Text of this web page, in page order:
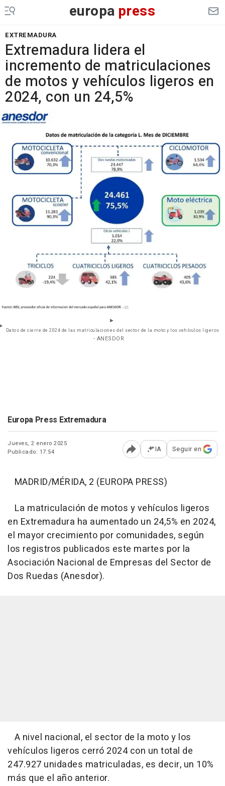
europa press
EXTREMADURA
Extremadura lidera el
incremento de matriculaciones
de motos y vehículos ligeros en
2024, con un 24,5%
Datos de cierre de 2024 de las matriculaciones del sector de la moto y los vehículos ligeros
- ANESDOR
Europa Press Extremadura
Jueves, 2 enero 2025
Publicado: 17:54
Abrir opciones para
IA Seguir en
MADRID/MÉRIDA, 2 (EUROPA PRESS)
La matriculación de motos y vehículos ligeros
en Extremadura ha aumentado un 24,5% en 2024,
el mayor crecimiento por comunidades, según
los registros publicados este martes por la
Asociación Nacional de Empresas del Sector de
Dos Ruedas (Anesdor).
A nivel nacional, el sector de la moto y los
vehículos ligeros cerró 2024 con un total de
247.927 unidades matriculadas, es decir, un 10%
más que el año anterior.